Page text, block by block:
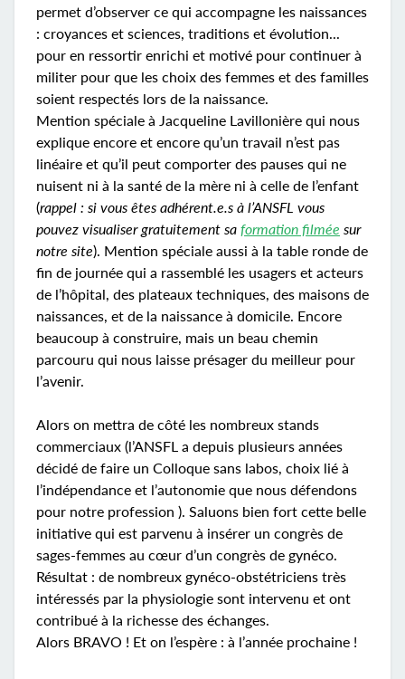
permet d’observer ce qui accompagne les naissances
: croyances et sciences, traditions et évolution...
pour en ressortir enrichi et motivé pour continuer à
militer pour que les choix des femmes et des familles
soient respectés lors de la naissance.
Mention spéciale à Jacqueline Lavillonière qui nous
explique encore et encore qu’un travail n’est pas
linéaire et qu’il peut comporter des pauses qui ne
nuisent ni à la santé de la mère ni à celle de l’enfant
(rappel : si vous êtes adhérent.e.s à l’ANSFL vous
pouvez visualiser gratuitement sa formation filmée sur
notre site). Mention spéciale aussi à la table ronde de
fin de journée qui a rassemblé les usagers et acteurs
de l’hôpital, des plateaux techniques, des maisons de
naissances, et de la naissance à domicile. Encore
beaucoup à construire, mais un beau chemin
parcouru qui nous laisse présager du meilleur pour
l’avenir.
Alors on mettra de côté les nombreux stands
commerciaux (l’ANSFL a depuis plusieurs années
décidé de faire un Colloque sans labos, choix lié à
l’indépendance et l’autonomie que nous défendons
pour notre profession ). Saluons bien fort cette belle
initiative qui est parvenu à insérer un congrès de
sages-femmes au cœur d’un congrès de gynéco.
Résultat : de nombreux gynéco-obstétriciens très
intéressés par la physiologie sont intervenu et ont
contribué à la richesse des échanges.
Alors BRAVO ! Et on l’espère : à l’année prochaine !